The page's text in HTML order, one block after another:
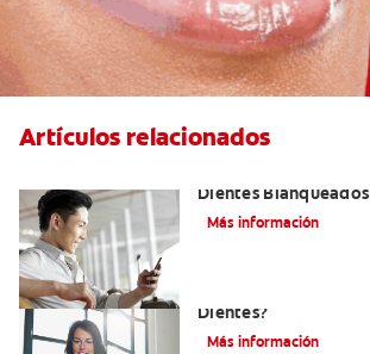
Artículos relacionados
Dientes Blanqueados
Más información
Dientes?
Más información